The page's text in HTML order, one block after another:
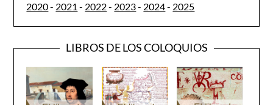
2020- 2021 - 2022- 2023- 2024- 2025
LIBROS DE LOS COLOQUIOS